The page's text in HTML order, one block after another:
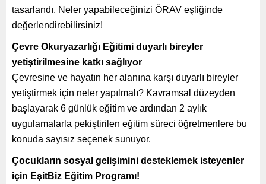
tasarlandı. Neler yapabileceğinizi ÖRAV eşliğinde
değerlendirebilirsiniz!
Çevre Okuryazarlığı Eğitimi duyarlı bireyler
yetiştirilmesine katkı sağlıyor
Çevresine ve hayatın her alanına karşı duyarlı bireyler
yetiştirmek için neler yapılmalı? Kavramsal düzeyden
başlayarak 6 günlük eğitim ve ardından 2 aylık
uygulamalarla pekiştirilen eğitim süreci öğretmenlere bu
konuda sayısız seçenek sunuyor.
Çocukların sosyal gelişimini desteklemek isteyenler
için EşitBiz Eğitim Programı!